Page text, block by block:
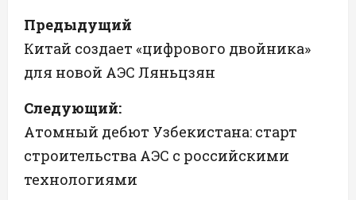
Н
а
в
и
г
а
Предыдущий
Китай создает «цифрового двойника»
для новой АЭС Ляньцзян
Следующий:
Атомный дебют Узбекистана: старт
строительства АЭС с российскими
технологиями